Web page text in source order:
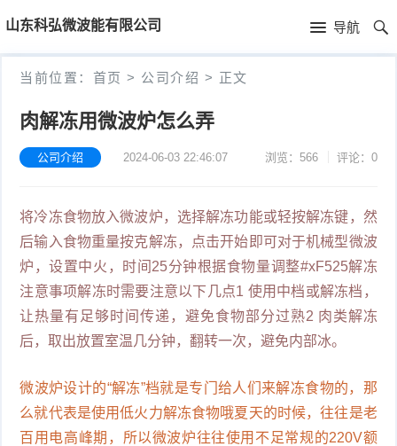
山东科弘微波能有限公司 导航
首
页
首
当前位置： 首页 > 公司介绍 > 正文
肉解冻用微波炉怎么弄
公司介绍 2024-06-03 22:46:07 浏览：566 评论：0
将冷冻食物放入微波炉，选择解冻功能或轻按解冻键，然
后输入食物重量按克解冻，点击开始即可对于机械型微波
炉，设置中火，时间25分钟根据食物量调整#xF525解冻
注意事项解冻时需要注意以下几点1 使用中档或解冻档，
让热量有足够时间传递，避免食物部分过熟2 肉类解冻
后，取出放置室温几分钟，翻转一次，避免内部冰。
微波炉设计的“解冻”档就是专门给人们来解冻食物的，那
么就代表是使用低火力解冻食物哦夏天的时候，往往是老
百用电高峰期，所以微波炉往往使用不足常规的220V额